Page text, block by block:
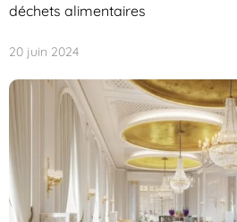
déchets alimentaires
20 juin 2024